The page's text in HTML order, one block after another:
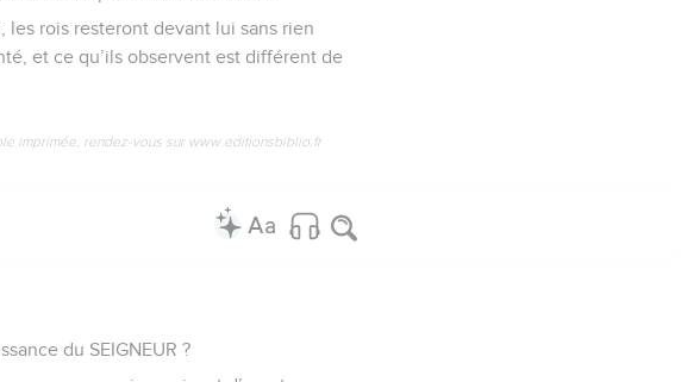
rois resteront devant lui sans rien
et ce qu’ils observent est différent de
imprimée, rendez-vous sur www.editionsbiblio.fr
du SEIGNEUR ?